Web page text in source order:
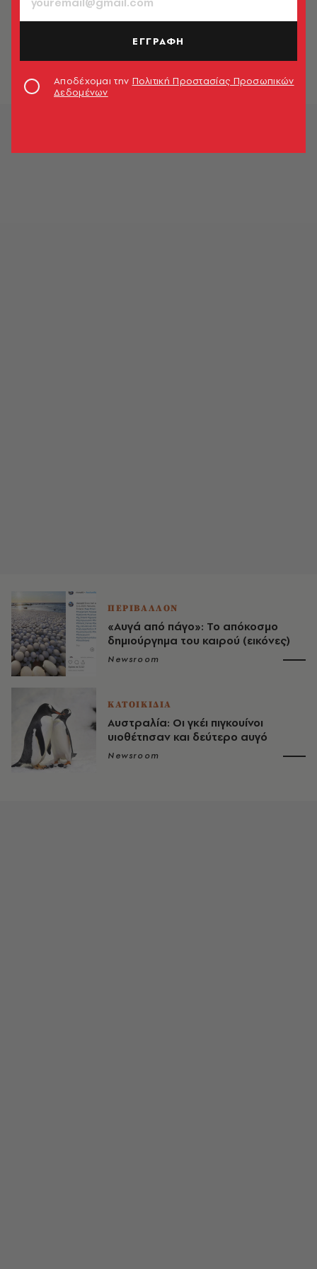
ΠΕΡΙΒΑΛΛΟΝ
«Αυγά από πάγο»: Το απόκοσμο
δημιούργημα του καιρού (εικόνες)
Newsroom
ΚΑΤΟΙΚΙΔΙΑ
Αυστραλία: Οι γκέι πιγκουίνοι
υιοθέτησαν και δεύτερο αυγό
Newsroom
ΕΓΓΡΑΦΗ
Αποδέχομαι την Πολιτική Προστασίας Προσωπικών
Δεδομένων